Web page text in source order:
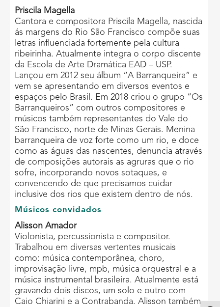
Priscila Magella
Cantora e compositora Priscila Magella, nascida
ás margens do Rio São Francisco compõe suas
letras influenciada fortemente pela cultura
ribeirinha. Atualmente integra o corpo discente
da Escola de Arte Dramática EAD – USP.
Lançou em 2012 seu álbum “A Barranqueira” e
vem se apresentando em diversos eventos e
espaços pelo Brasil. Em 2018 criou o grupo “Os
Barranqueiros” com outros compositores e
músicos também representantes do Vale do
São Francisco, norte de Minas Gerais. Menina
barranqueira de voz forte como um rio, e doce
como as águas das nascentes, denuncia através
de composições autorais as agruras que o rio
sofre, incorporando novos sotaques, e
convencendo de que precisamos cuidar
inclusive dos rios que existem dentro de nós.
Músicos convidados
Alisson Amador
Violonista, percussionista e compositor.
Trabalhou em diversas vertentes musicais
como: música contemporânea, choro,
improvisação livre, mpb, música orquestral e a
música instrumental brasileira. Atualmente está
gravando dois discos, um solo e outro com
Caio Chiarini e a Contrabanda. Alisson também